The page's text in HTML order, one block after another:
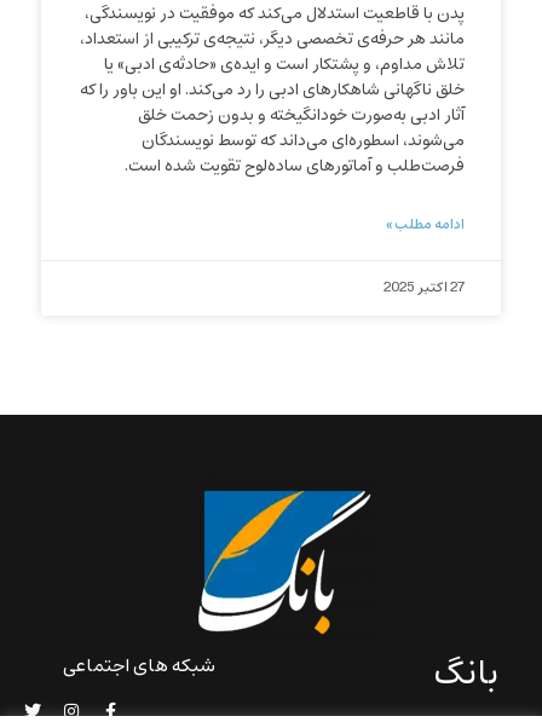
پدن با قاطعیت استدلال می‌کند که موفقیت در نویسندگی،
مانند هر حرفه‌ی تخصصی دیگر، نتیجه‌ی ترکیبی از استعداد،
تلاش مداوم، و پشتکار است و ایده‌ی «حادثه‌ی ادبی» یا
خلق ناگهانی شاهکارهای ادبی را رد می‌کند. او این باور را که
آثار ادبی به‌صورت خودانگیخته و بدون زحمت خلق
می‌شوند، اسطوره‌ای می‌داند که توسط نویسندگان
فرصت‌طلب و آماتورهای ساده‌لوح تقویت شده است.
ادامه مطلب »
27 اکتبر 2025
بانگ شبکه های اجتماعی